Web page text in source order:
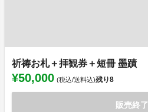
祈祷お札＋拝観券＋短冊 墨蹟
¥50,000 (税込/送料込)残り8
販売終了